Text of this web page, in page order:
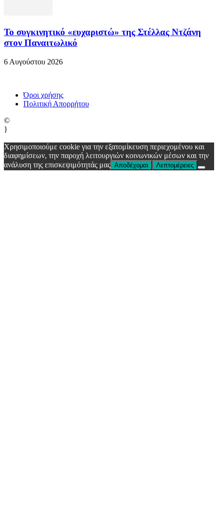
Το συγκινητικό «ευχαριστώ» της Στέλλας Ντζάνη
στον Παναιτωλικό
6 Αυγούστου 2026
Όροι χρήσης
Πολιτική Απορρήτου
©
}
Χρησιμοποιούμε cookie για την εξατομίκευση περιεχομένου και
διαφημίσεων, την παροχή λειτουργιών κοινωνικών μέσων και την
ανάλυση της επισκεψιμότητάς μας Αποδέχομαι Λεπτομέρειες